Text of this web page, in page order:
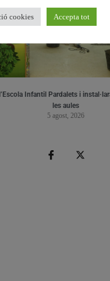
Infantil Pardalets i
les aules
5 agost, 2026
cookies Accepta tot